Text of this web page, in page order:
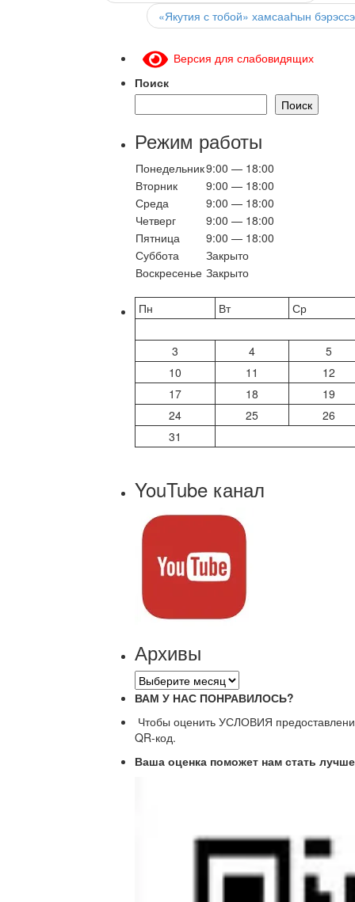
«Якутия с тобой» хамсааҺын
Версия для слабовидящих
Поиск
Поиск
Режим работы
Понедельник9:00 — 18:00
Вторник
9:00 — 18:00
Среда
9:00 — 18:00
Четверг
9:00 — 18:00
Пятница
9:00 — 18:00
Суббота
Закрыто
Воскресенье Закрыто
Пн Вт Ср
3 4
5
10
11
12
17
18
19
24
25
26
31
YouTube канал
Архивы
Архивы
ВАМ У НАС ПОНРАВИЛОСЬ?
Чтобы оценить УСЛОВИЯ
QR-код.
Ваша оценка поможет нам стать